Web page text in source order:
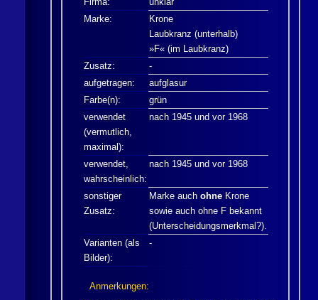
Marke:
Krone
Laubkranz (unterhalb)
»F« (im Laubkranz)
Zusatz:
-
aufgetragen:
aufglasur
Farbe(n):
grün
verwendet
(vermutlich,
maximal):
nach 1945 und vor 1968
verwendet,
wahrscheinlich:
nach 1945 und vor 1968
sonstiger
Zusatz:
Marke auch ohneKrone
sowie auch ohne F bekannt
(Unterscheidungsmerkmal?).
Varianten (als
Bilder):
-
Anmerkungen: